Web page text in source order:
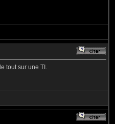
tout sur une TI.